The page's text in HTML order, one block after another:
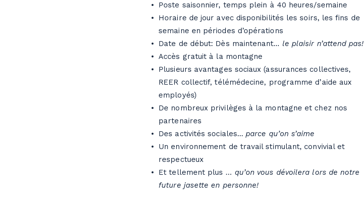
Poste saisonnier, temps plein à 40 heures/semaine
Horaire de jour avec disponibilités les soirs, les fins de
semaine en périodes d’opérations
Date de début: Dès maintenant… le plaisir n’attend pas!
Accès gratuit à la montagne
Plusieurs avantages sociaux (assurances collectives,
REER collectif, télémédecine, programme d’aide aux
employés)
De nombreux privilèges à la montagne et chez nos
partenaires
Des activités sociales…parce qu’on s’aime
Un environnement de travail stimulant, convivial et
respectueux
Et tellement plus … qu’on vous dévoilera lors de notre
future jasette en personne!